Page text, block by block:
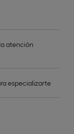
atención
especializarte